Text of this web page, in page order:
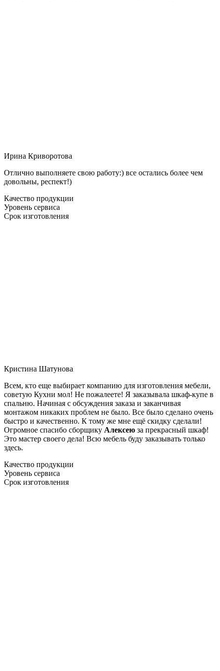
Ирина Криворотова
Отлично выполняете свою работу:) все остались более чем
довольны, респект!)
Качество продукции
Уровень сервиса
Срок изготовления
Кристина Шатунова
Всем, кто еще выбирает компанию для изготовления мебели,
советую Кухни мол! Не пожалеете! Я заказывала шкаф-купе в
спальню. Начиная с обсуждения заказа и заканчивая
монтажом никаких проблем не было. Все было сделано очень
быстро и качественно. К тому же мне ещё скидку сделали!
Огромное спасибо сборщику Алексею за прекрасный шкаф!
Это мастер своего дела! Всю мебель буду заказывать только
здесь.
Качество продукции
Уровень сервиса
Срок изготовления